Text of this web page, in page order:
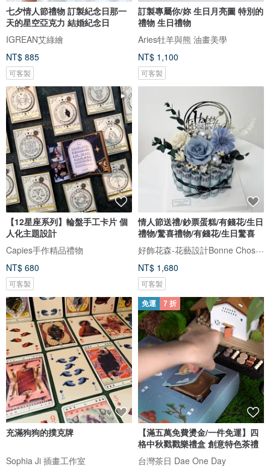
七夕情人節禮物 訂製紀念日那一
天的星空亞克力 結婚紀念日
IGREAN艾綠繪
NT$ 885
可客製
訂製專屬你/妳 生日月亮圖 特別的
禮物 生日禮物
Aries牡羊與熊 油畫美學
NT$ 1,100
可客製
【12星座系列】輪盤手工卡片 個
人化主題設計
Capies手作精品禮物
NT$ 680
可客製
情人節送禮/鈔票蛋糕/有錢花/生日
禮物/驚喜禮物/有錢花/生日驚喜
好飾花森-花藝設計Bonne Chose．Floral Art
NT$ 1,680
可客製
充滿狗狗的撲克牌
Sophia Ji 插畫工作室
免運 7 折
【滿五萬免費燙金/一件免運】四
格中秋戳戳樂禮盒 創意特色茶禮
台灣茶日 Dae One Day